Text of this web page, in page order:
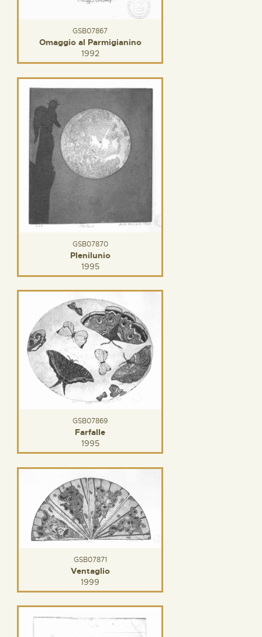
GSB07867
Omaggio al Parmigianino
1992
GSB07870
Plenilunio
1995
GSB07869
Farfalle
1995
GSB07871
Ventaglio
1999